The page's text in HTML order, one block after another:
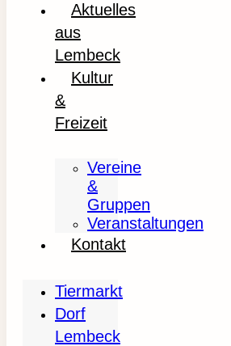
Aktuelles
aus
Lembeck
Kultur
&
Freizeit
Vereine
&
Gruppen
Veranstaltungen
Kontakt
Tiermarkt
Dorf
Lembeck